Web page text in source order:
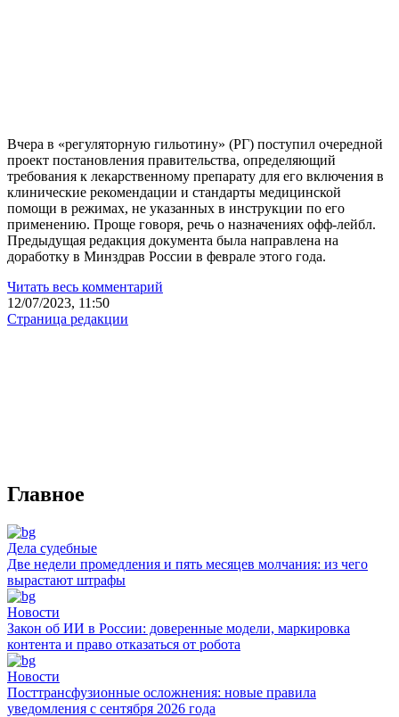
Вчера в «регуляторную гильотину» (РГ) поступил очередной
проект постановления правительства, определяющий
требования к лекарственному препарату для его включения в
клинические рекомендации и стандарты медицинской
помощи в режимах, не указанных в инструкции по его
применению. Проще говоря, речь о назначениях офф-лейбл.
Предыдущая редакция документа была направлена на
доработку в Минздрав России в феврале этого года.
Читать весь комментарий
12/07/2023, 11:50
Страница редакции
Главное
Дела судебные
Две недели промедления и пять месяцев молчания: из чего
вырастают штрафы
Новости
Закон об ИИ в России: доверенные модели, маркировка
контента и право отказаться от робота
Новости
Посттрансфузионные осложнения: новые правила
уведомления с сентября 2026 года